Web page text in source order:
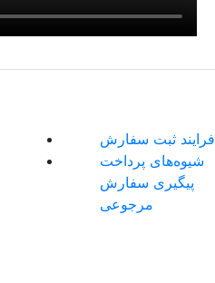
فرایند ثبت سفارش
شیوه‌های پرداخت
پیگیری سفارش
مرجوعی